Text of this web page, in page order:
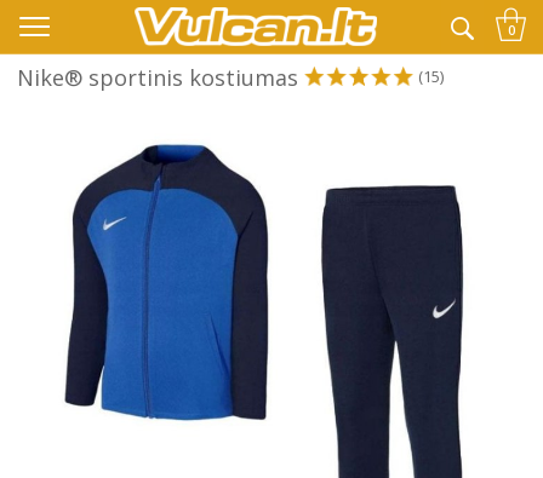
👉 -10% KODAS VISKAM PAPILDOMAI: VASARA 0
Nike® sportinis kostiumas (15)